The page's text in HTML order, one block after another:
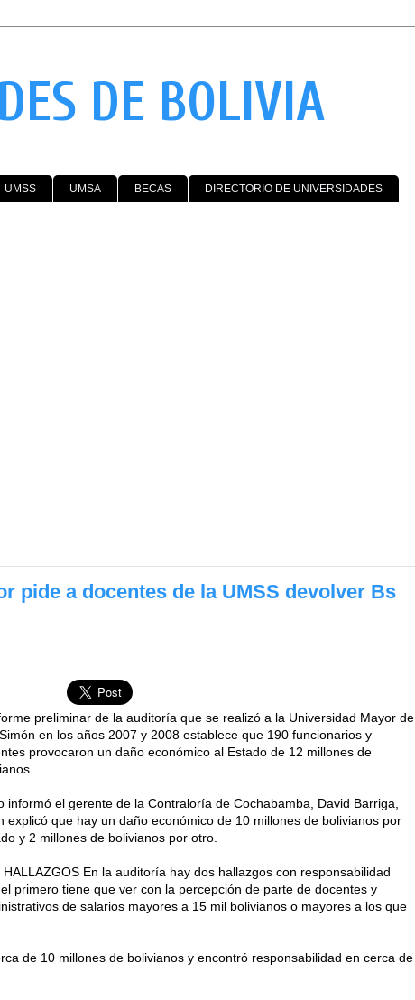
DE BOLIVIA
UMSS UMSA BECAS DIRECTORIO DE UNIVERSIDADES
pide a docentes de la UMSS devolver Bs
preliminar de la auditoría que se realizó a la Universidad Mayor de
en los años 2007 y 2008 establece que 190 funcionarios y
provocaron un daño económico al Estado de 12 millones de
informó el gerente de la Contraloría de Cochabamba, David Barriga,
explicó que hay un daño económico de 10 millones de bolivianos por
y 2 millones de bolivianos por otro.
HALLAZGOS En la auditoría hay dos hallazgos con responsabilidad
primero tiene que ver con la percepción de parte de docentes y
de salarios mayores a 15 mil bolivianos o mayores a los que
de 10 millones de bolivianos y encontró responsabilidad en cerca de